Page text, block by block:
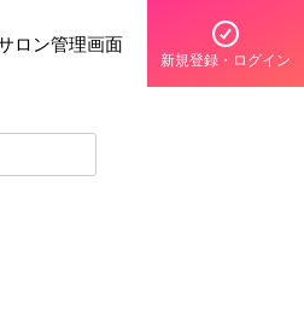
ロン管理画面
新規登録・ログイン